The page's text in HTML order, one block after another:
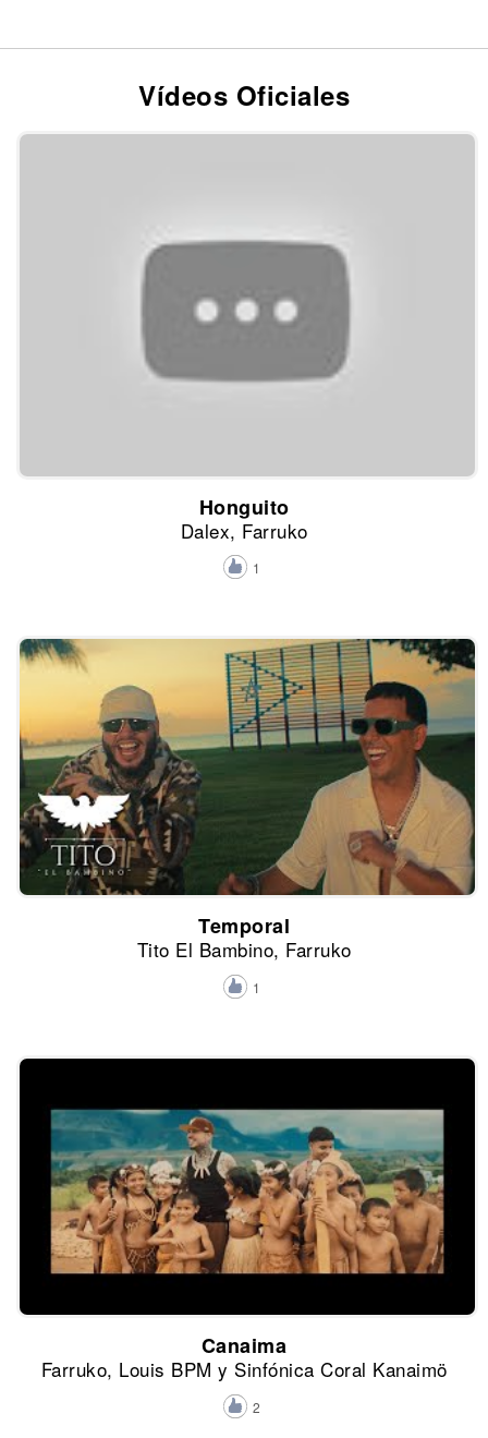
Vídeos Oficiales
Honguito
Dalex, Farruko
1
Temporal
Tito El Bambino, Farruko
1
Canaima
Farruko, Louis BPM y Sinfónica Coral Kanaimö
2